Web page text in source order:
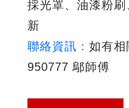
採光罩、油漆粉
新
聯絡資訊：如有
950777 鄔師傅